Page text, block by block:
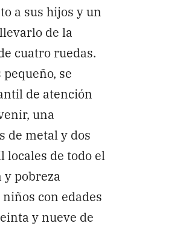
a sus hijos y un
de la
cuatro ruedas.
se
de atención
una
de metal y dos
locales de todo el
y pobreza
con edades
y nueve de